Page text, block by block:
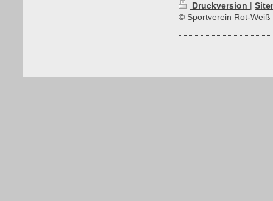
Druckversion |
© Sportverein Rot-Weiß